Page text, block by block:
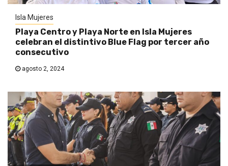
Isla Mujeres
Playa Centro y Playa Norte en Isla Mujeres
celebran el distintivo Blue Flag por tercer año
consecutivo
agosto 2, 2024